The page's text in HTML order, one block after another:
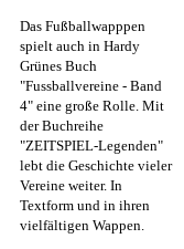
Das Fußballwapppen
spielt auch in Hardy
Grünes Buch
"Fussballvereine - Band
4" eine große Rolle. Mit
der Buchreihe
"ZEITSPIEL-Legenden"
lebt die Geschichte vieler
Vereine weiter. In
Textform und in ihren
vielfältigen Wappen.